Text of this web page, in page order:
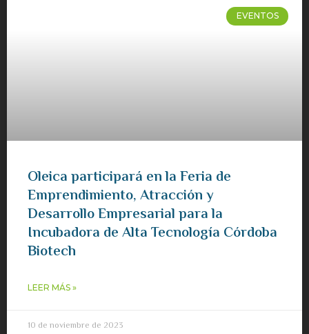
EVENTOS
Oleica participará en la Feria de
Emprendimiento, Atracción y
Desarrollo Empresarial para la
Incubadora de Alta Tecnología Córdoba
Biotech
LEER MÁS »
10 de noviembre de 2023